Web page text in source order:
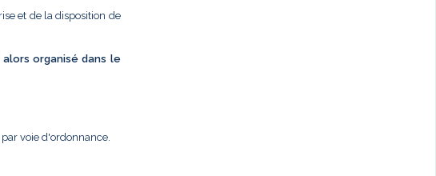
et de la disposition de
organisé dans le
voie d'ordonnance.